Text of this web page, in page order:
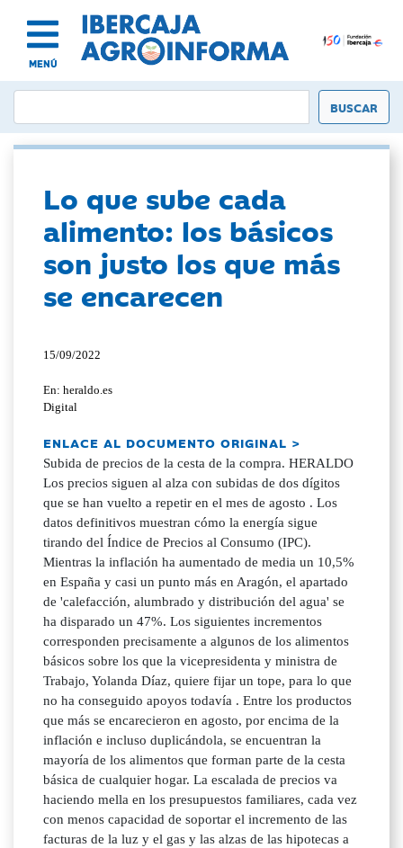
MENÚ
Lo que sube cada
alimento: los básicos
son justo los que más
se encarecen
15/09/2022
En: heraldo.es
Digital
ENLACE AL DOCUMENTO ORIGINAL >
Subida de precios de la cesta de la compra. HERALDO
Los precios siguen al alza con subidas de dos dígitos
que se han vuelto a repetir en el mes de agosto . Los
datos definitivos muestran cómo la energía sigue
tirando del Índice de Precios al Consumo (IPC).
Mientras la inflación ha aumentado de media un 10,5%
en España y casi un punto más en Aragón, el apartado
de 'calefacción, alumbrado y distribución del agua' se
ha disparado un 47%. Los siguientes incrementos
corresponden precisamente a algunos de los alimentos
básicos sobre los que la vicepresidenta y ministra de
Trabajo, Yolanda Díaz, quiere fijar un tope, para lo que
no ha conseguido apoyos todavía . Entre los productos
que más se encarecieron en agosto, por encima de la
inflación e incluso duplicándola, se encuentran la
mayoría de los alimentos que forman parte de la cesta
básica de cualquier hogar. La escalada de precios va
haciendo mella en los presupuestos familiares, cada vez
con menos capacidad de soportar el incremento de las
facturas de la luz y el gas y las alzas de las hipotecas a